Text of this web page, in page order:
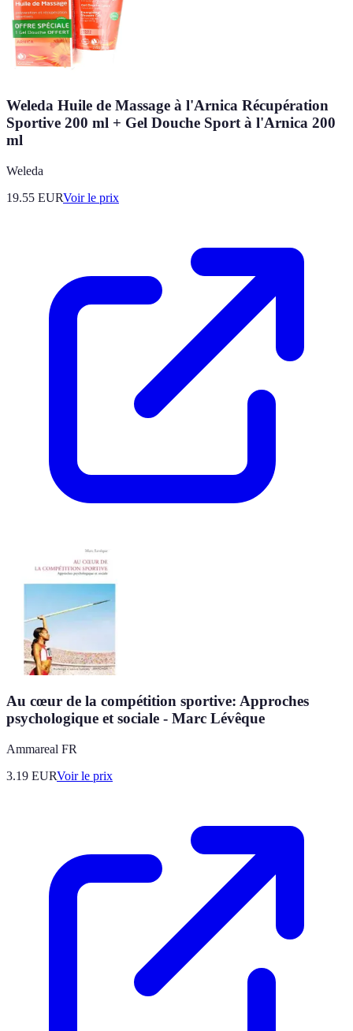
Weleda Huile de Massage à l'Arnica Récupération
Sportive 200 ml + Gel Douche Sport à l'Arnica 200
ml
Weleda
19.55 EURVoir le prix
Au cœur de la compétition sportive: Approches
psychologique et sociale - Marc Lévêque
Ammareal FR
3.19 EURVoir le prix